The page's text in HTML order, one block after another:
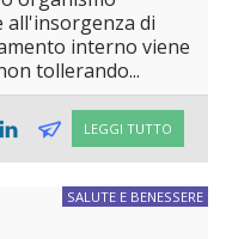
di
interno viene
tollerando...
LEGGI TUTTO
SALUTE E BENESSERE